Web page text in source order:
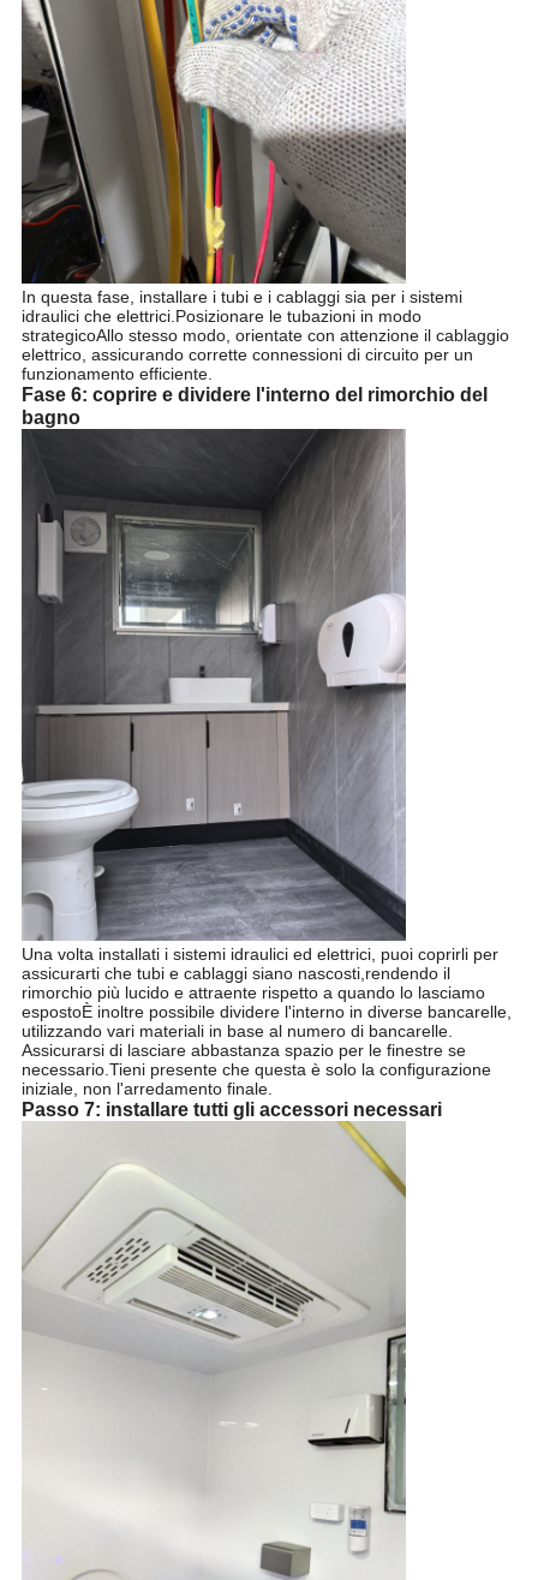
In questa fase, installare i tubi e i cablaggi sia per i sistemi
idraulici che elettrici.Posizionare le tubazioni in modo
strategicoAllo stesso modo, orientate con attenzione il cablaggio
elettrico, assicurando corrette connessioni di circuito per un
funzionamento efficiente.
Fase 6: coprire e dividere l'interno del rimorchio del
bagno
Una volta installati i sistemi idraulici ed elettrici, puoi coprirli per
assicurarti che tubi e cablaggi siano nascosti,rendendo il
rimorchio più lucido e attraente rispetto a quando lo lasciamo
espostoÈ inoltre possibile dividere l'interno in diverse bancarelle,
utilizzando vari materiali in base al numero di bancarelle.
Assicurarsi di lasciare abbastanza spazio per le finestre se
necessario.Tieni presente che questa è solo la configurazione
iniziale, non l'arredamento finale.
Passo 7: installare tutti gli accessori necessari